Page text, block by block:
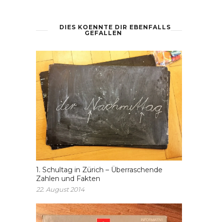
DIES KOENNTE DIR EBENFALLS
GEFALLEN
1. Schultag in Zürich – Überraschende
Zahlen und Fakten
22. August 2014